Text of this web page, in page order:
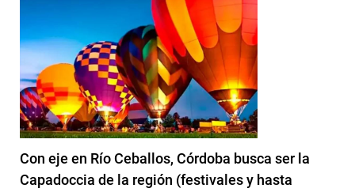
Con eje en Río Ceballos, Córdoba busca ser la
Capadoccia de la región (festivales y hasta